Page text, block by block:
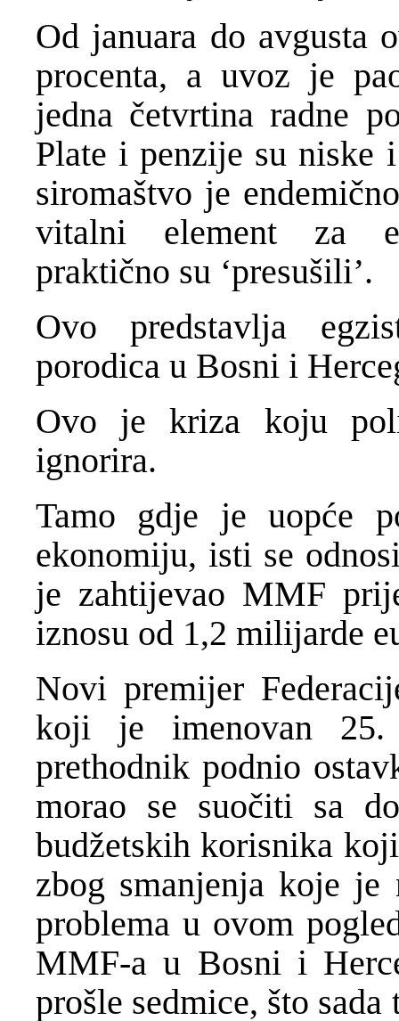
Od januara do avgusta
procenta, a uvoz je
jedna četvrtina radne
Plate i penzije su niske
siromaštvo je
vitalni element za
praktično su ‘presušili’.
Ovo predstavlja
porodica u Bosni i
Ovo je kriza koju
ignorira.
Tamo gdje je uopće
ekonomiju, isti se
je zahtijevao MMF
iznosu od 1,2 milijarde
Novi premijer
koji je imenovan
prethodnik podnio
morao se suočiti sa
budžetskih korisnika
zbog smanjenja koje
problema u ovom
MMF-a u Bosni i
prošle sedmice, što